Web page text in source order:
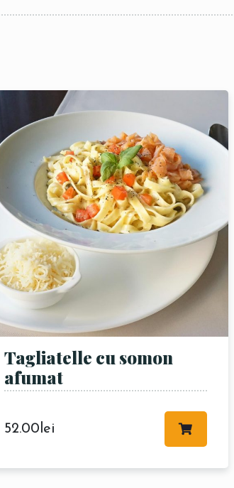
Tagliatelle cu somon
afumat
52.00lei
RESERVE A TABLE